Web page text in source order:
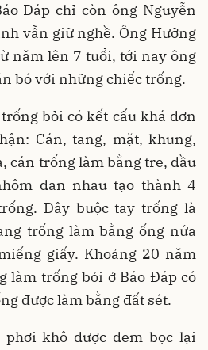
Đáp chỉ còn ông Nguyễn
vẫn giữ nghề. Ông Hưởng
năm lên 7 tuổi, tới nay ông
bó với những chiếc trống.
bỏi có kết cấu khá đơn
Cán, tang, mặt, khung,
cán trống làm bằng tre, đầu
đan nhau tạo thành 4
Dây buộc tay trống là
trống làm bằng ống nứa
giấy. Khoảng 20 năm
làm trống bỏi ở Báo Đáp có
được làm bằng đất sét.
khô được đem bọc lại